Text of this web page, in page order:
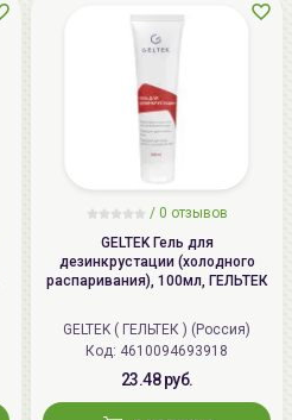
/ 0 отзывов
GELTEK Гель для
дезинкрустации (холодного
распаривания), 100мл, ГЕЛЬТЕК
GELTEK ( ГЕЛЬТЕК ) (Россия)
Код: 4610094693918
23.48 руб.